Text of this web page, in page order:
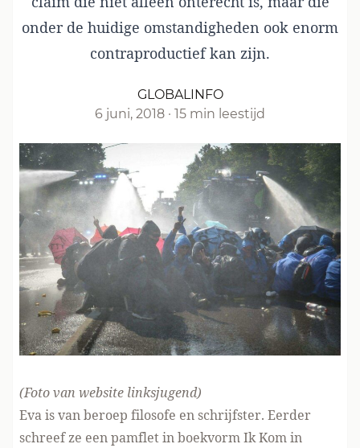
onder de huidige omstandigheden ook enorm
contraproductief kan zijn.
GLOBALINFO
6 juni, 2018 · 15 min leestijd
(Fotovan website linksjugend)
Eva is van beroep filosofe en schrijfster. Eerder
schreef ze een pamflet in boekvorm Ik Kom in